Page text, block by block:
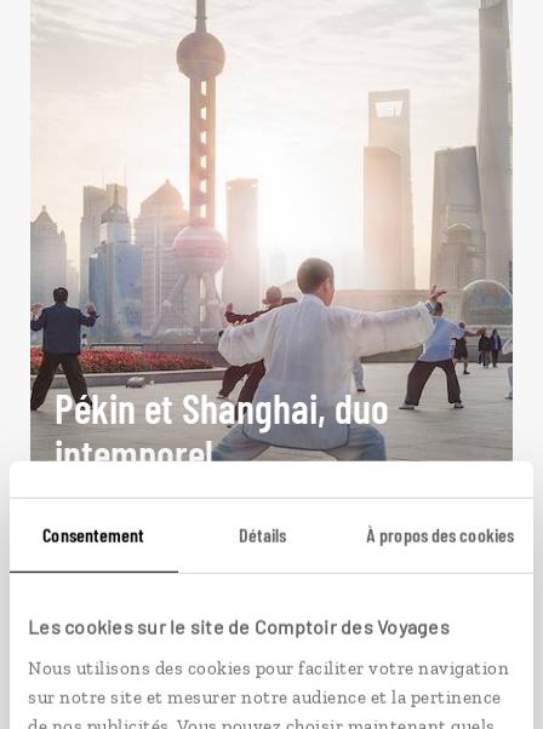
Consentement Détails À propos des cookies
Les cookies sur le site de Comptoir des Voyages
Nous utilisons des cookies pour faciliter votre navigation
sur notre site et mesurer notre audience et la pertinence
Pékin et Shanghai, duo
intemporel
Séjour combiné à Pékin et Shanghai, deux
métropoles contrastées.
11 jours / 8 nuits